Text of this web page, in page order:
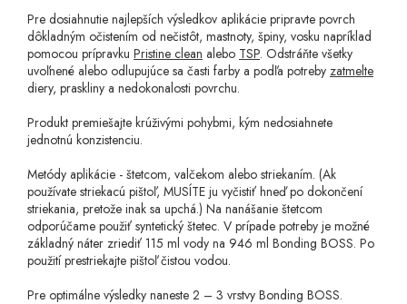
Pre dosiahnutie najlepších výsledkov aplikácie pripravte povrch
dôkladným očistením od nečistôt, mastnoty, špiny, vosku napríklad
pomocou prípravku Pristine clean alebo TSP. Odstráňte všetky
uvoľnené alebo odlupujúce sa časti farby a podľa potreby zatmelte
diery, praskliny a nedokonalosti povrchu.
Produkt premiešajte krúživými pohybmi, kým nedosiahnete
jednotnú konzistenciu.
Metódy aplikácie - štetcom, valčekom alebo striekaním. (Ak
používate striekacú pištoľ, MUSÍTE ju vyčistiť hneď po dokončení
striekania, pretože inak sa upchá.) Na nanášanie štetcom
odporúčame použiť syntetický štetec. V prípade potreby je možné
základný náter zriediť 115 ml vody na 946 ml Bonding BOSS. Po
použití prestriekajte pištoľ čistou vodou.
Pre optimálne výsledky naneste 2 – 3 vrstvy Bonding BOSS.